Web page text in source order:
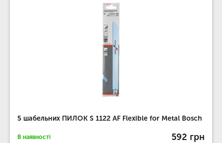
5 шабельних ПИЛОК S 1122 AF Flexible for Metal Bosch
В наявності 592 грн